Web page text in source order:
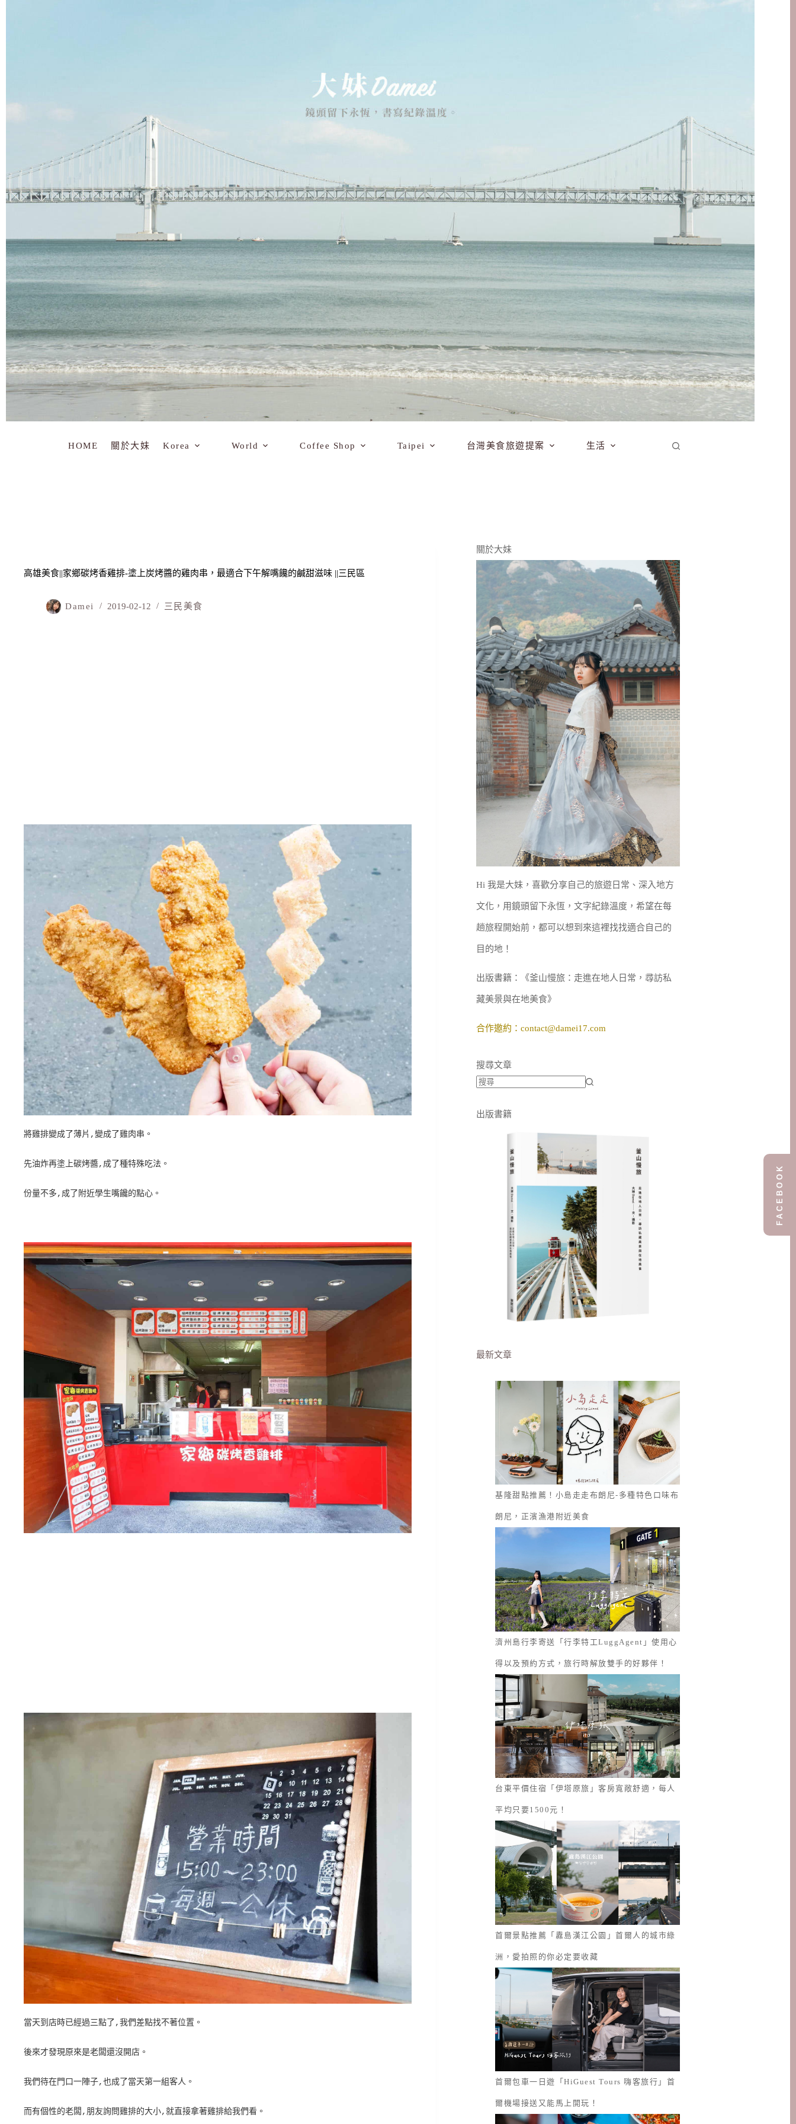
HOME 關於大妹 Korea World Coffee Shop Taipei 台灣美食旅遊提案 生活
高雄美食||家鄉碳烤香雞排-塗上炭烤醬的雞肉串，最適合下午解嘴饞的鹹甜滋味 ||三民區
Damei 2019-02-12 三民美食
將雞排變成了薄片,變成了雞肉串。
先油炸再塗上碳烤醬,成了種特殊吃法。
份量不多,成了附近學生嘴饞的點心。
當天到店時已經過三點了,我們差點找不著位置。
後來才發現原來是老闆還沒開店。
我們待在門口一陣子,也成了當天第一組客人。
而有個性的老闆,朋友詢問雞排的大小,就直接拿著雞排給我們看。
關於大妹
Hi 我是大妹，喜歡分享自己的旅遊日常、深入地方
文化，用鏡頭留下永恆，文字紀錄溫度，希望在每
趟旅程開始前，都可以想到來這裡找找適合自己的
目的地！
出版書籍：《釜山慢旅：走進在地人日常，尋訪私
藏美景與在地美食》
合作邀約： contact@damei17.com
搜尋文章
出版書籍
最新文章
基隆甜點推薦！小島走走布朗尼-多種特色口味布
朗尼，正濱漁港附近美食
濟州島行李寄送「行李特工LuggAgent」使用心
得以及預約方式，旅行時解放雙手的好夥伴！
台東平價住宿「伊塔原旅」客房寬敞舒適，每人
平均只要1500元！
首爾景點推薦「纛島漢江公園」首爾人的城市綠
洲，愛拍照的你必定要收藏
首爾包車一日遊「HiGuest Tours 嗨客旅行」首
爾機場接送又能馬上開玩！
FACEBOOK